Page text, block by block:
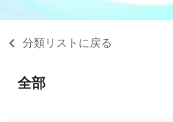
分類リストに戻る
全部